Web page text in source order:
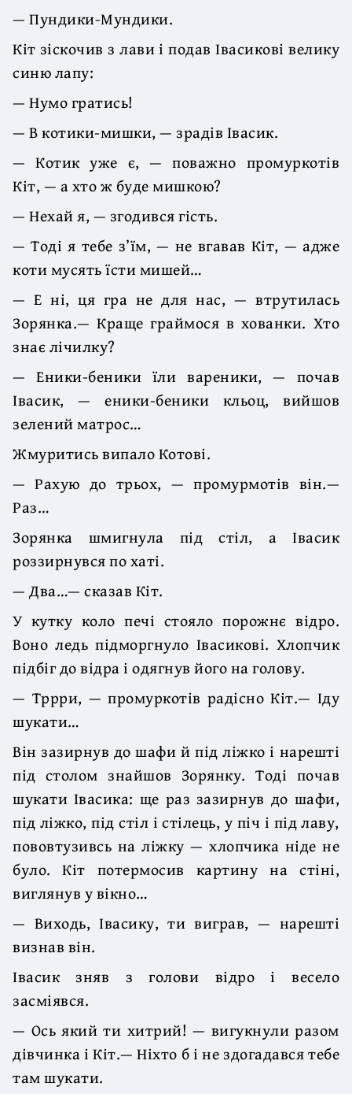
— Пундики-Мундики.
Кіт зіскочив з лави і подав Івасикові велику
синю лапу:
— Нумо гратись!
— В котики-мишки, — зрадів Івасик.
— Котик уже є, — поважно промуркотів
Кіт, — а хто ж буде мишкою?
— Нехай я, — згодився гість.
— Тоді я тебе з’їм, — не вгавав Кіт, — адже
коти мусять їсти мишей…
— Е ні, ця гра не для нас, — втрутилась
Зорянка.— Краще граймося в хованки. Хто
знає лічилку?
— Еники-беники їли вареники, — почав
Івасик, — еники-беники кльоц, вийшов
зелений матрос…
Жмуритись випало Котові.
— Рахую до трьох, — промурмотів він.—
Раз…
Зорянка шмигнула під стіл, а Івасик
роззирнувся по хаті.
— Два…— сказав Кіт.
У кутку коло печі стояло порожнє відро.
Воно ледь підморгнуло Івасикові. Хлопчик
підбіг до відра і одягнув його на голову.
— Тррри, — промуркотів радісно Кіт.— Іду
шукати…
Він зазирнув до шафи й під ліжко і нарешті
під столом знайшов Зорянку. Тоді почав
шукати Івасика: ще раз зазирнув до шафи,
під ліжко, під стіл і стілець, у піч і під лаву,
пововтузивсь на ліжку — хлопчика ніде не
було. Кіт потермосив картину на стіні,
виглянув у вікно…
— Виходь, Івасику, ти виграв, — нарешті
визнав він.
Івасик зняв з голови відро і весело
засміявся.
— Ось який ти хитрий! — вигукнули разом
дівчинка і Кіт.— Ніхто б і не здогадався тебе
там шукати.